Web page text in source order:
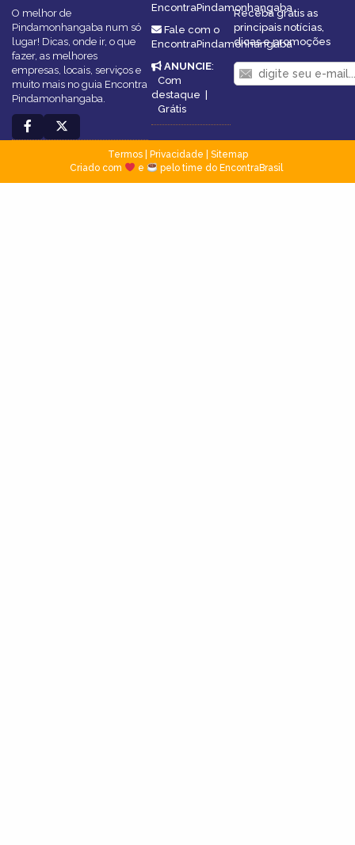
O melhor de
Pindamonhangaba num só
lugar! Dicas, onde ir, o que
fazer, as melhores
empresas, locais, serviços e
muito mais no guia Encontra
Pindamonhangaba.
EncontraPindamonhangaba
Fale com o
EncontraPindamonhangaba
ANUNCIE:
Com
destaque |
Grátis
Receba grátis as
principais notícias,
dicas e promoções
Termos| Privacidade
Sitemap
Criado com
e pelo time do EncontraBrasil